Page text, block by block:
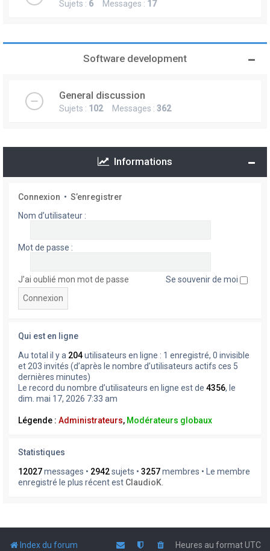
Sujets : 6 Messages : 17
Software development
General discussion
Sujets : 102Messages : 362
Informations
Connexion • S’enregistrer
Nom d’utilisateur :
Mot de passe :
J’ai oublié mon mot de passe Se souvenir de moi
Qui est en ligne
Au total il y a 204utilisateurs en ligne : 1 enregistré, 0 invisible
et 203 invités (d’après le nombre d’utilisateurs actifs ces 5
dernières minutes)
Le record du nombre d’utilisateurs en ligne est de 4356, le
dim. mai 17, 2026 7:33 am
Légende : Administrateurs, Modérateurs globaux
Statistiques
12027messages • 2942sujets • 3257membres • Le membre
enregistré le plus récent est ClaudioK
Index du forum Heures au formatUTC